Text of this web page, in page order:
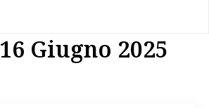
16 Giugno 2025